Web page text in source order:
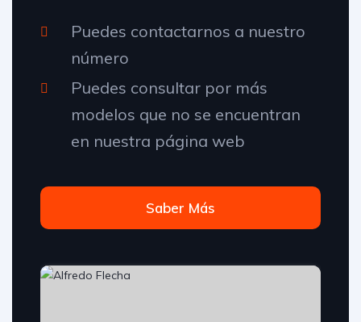
Puedes contactarnos a nuestro
número
Puedes consultar por más
modelos que no se encuentran
en nuestra página web
Saber Más